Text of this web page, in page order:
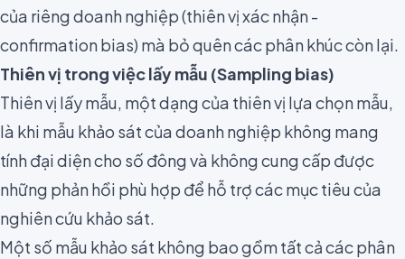
của riêng doanh nghiệp (thiên vị xác nhận -
confirmation bias) mà bỏ quên các phân khúc còn lại.
Thiên vị trong việc lấy mẫu (Sampling bias)
Thiên vị lấy mẫu, một dạng của thiên vị lựa chọn mẫu,
là khi mẫu khảo sát của doanh nghiệp không mang
tính đại diện cho số đông và không cung cấp được
những phản hồi phù hợp để hỗ trợ các mục tiêu của
nghiên cứu khảo sát.
Một số mẫu khảo sát không bao gồm tất cả các phân